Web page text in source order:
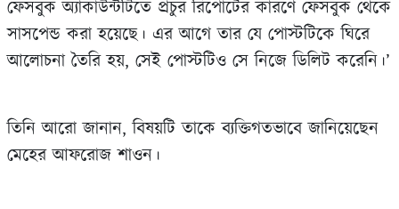
ফেসবুক অ্যাকাউন্টটিতে প্রচুর রিপোর্টের কারণে ফেসবুক থেকে
সাসপেন্ড করা হয়েছে। এর আগে তার যে পোস্টটিকে ঘিরে
আলোচনা তৈরি হয়, সেই পোস্টটিও সে নিজে ডিলিট করেনি।’
তিনি আরো জানান, বিষয়টি তাকে ব্যক্তিগতভাবে জানিয়েছেন
মেহের আফরোজ শাওন।